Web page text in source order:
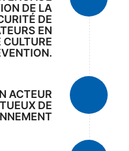
DE LA
DE
EN
ACTEUR
DE